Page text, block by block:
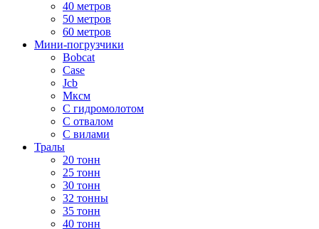
40 метров
50 метров
60 метров
Мини-погрузчики
Bobcat
Case
Jcb
Мксм
С гидромолотом
С отвалом
С вилами
Тралы
20 тонн
25 тонн
30 тонн
32 тонны
35 тонн
40 тонн